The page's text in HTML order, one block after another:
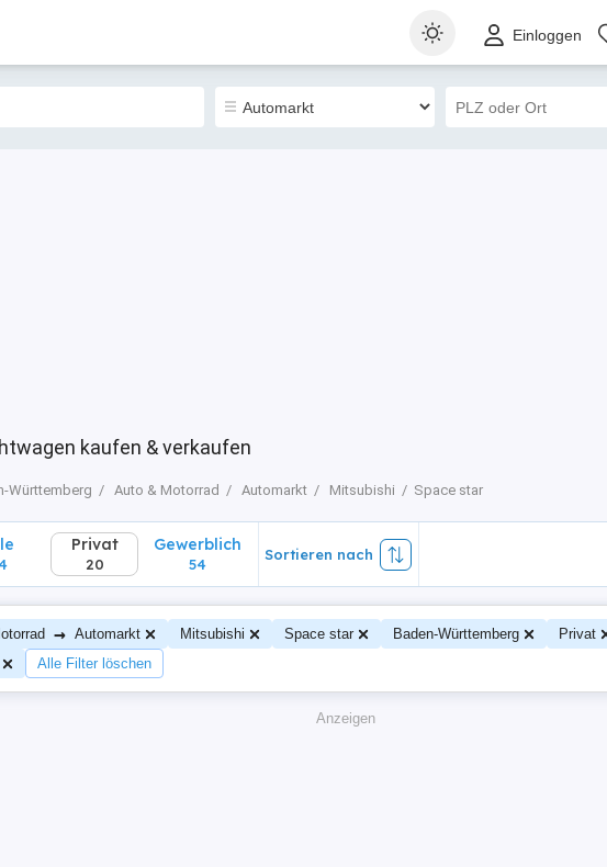
Einloggen
kaufen & verkaufen
Württemberg Auto & Motorrad Automarkt Mitsubishi Space star
Privat
20
Gewerblich
54
Sortieren nach
→ Automarkt Mitsubishi Space star Baden-Württemberg Privat
Alle Filter löschen
Anzeigen